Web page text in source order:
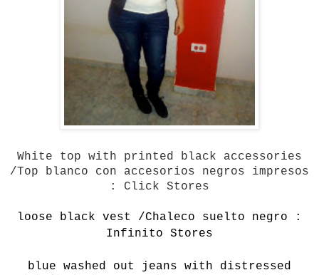
White top with printed
black accessories
/Top blanco con accesorios negros impresos
: Click Stores
loose black vest /Chaleco suelto negro :
Infinito Stores
blue washed out jeans with distressed